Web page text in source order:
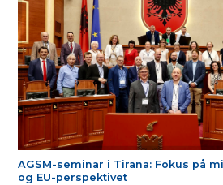
AGSM-seminar i Tirana: Fokus på
og EU-perspektivet